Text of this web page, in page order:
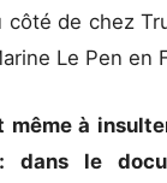
côté de chez
Le Pen en
même à
dans le